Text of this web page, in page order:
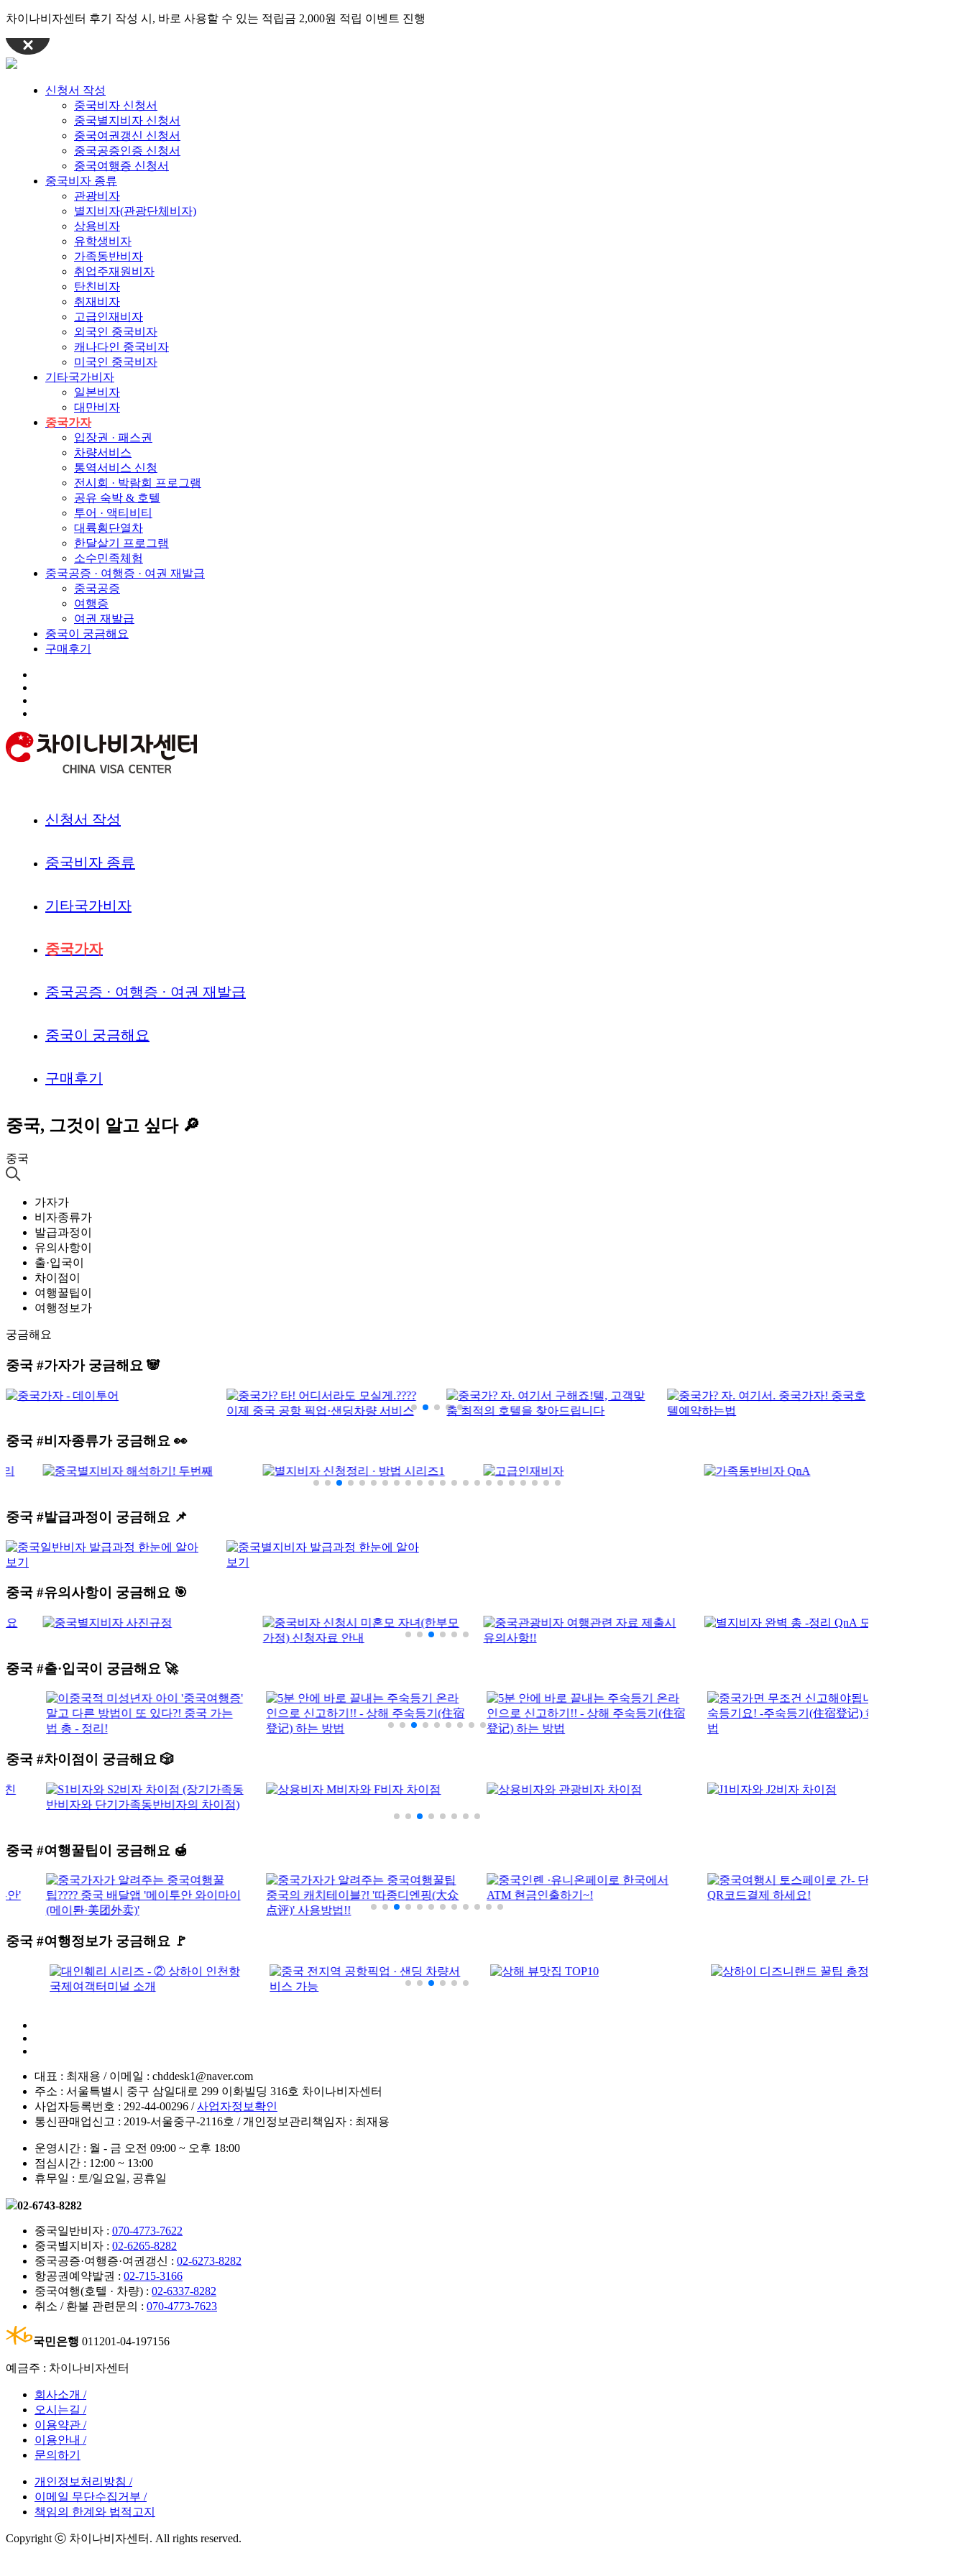
차이나비자센터 후기 작성 시, 바로 사용할 수 있는 적립금 2,000원 적립 이벤트 진행
신청서 작성
중국비자 신청서
중국별지비자 신청서
중국여권갱신 신청서
중국공증인증 신청서
중국여행증 신청서
중국비자 종류
관광비자
별지비자(관광단체비자)
상용비자
유학생비자
가족동반비자
취업주재원비자
탄친비자
취재비자
고급인재비자
외국인 중국비자
캐나다인 중국비자
미국인 중국비자
기타국가비자
일본비자
대만비자
중국가자
입장권 · 패스권
차량서비스
통역서비스 신청
전시회 · 박람회 프로그램
공유 숙박 & 호텔
투어 · 액티비티
대륙횡단열차
한달살기 프로그램
소수민족체험
중국공증 · 여행증 · 여권 재발급
중국공증
여행증
여권 재발급
중국이 궁금해요
구매후기
신청서 작성
중국비자 종류
기타국가비자
중국가자
중국공증 · 여행증 · 여권 재발급
중국이 궁금해요
구매후기
중국, 그것이 알고 싶다 🔎
중국
가자가
비자종류가
발급과정이
유의사항이
출·입국이
차이점이
여행꿀팁이
여행정보가
궁금해요
중국 #가자가 궁금해요 🐼
중국 #비자종류가 궁금해요 👀
중국 #발급과정이 궁금해요 📌
중국 #유의사항이 궁금해요 🎯
중국 #출·입국이 궁금해요 🚀
중국 #차이점이 궁금해요 🎲
중국 #여행꿀팁이 궁금해요 🍯
중국 #여행정보가 궁금해요 🚩
대표 : 최재용 / 이메일 : chddesk1@naver.com
주소 : 서울특별시 중구 삼일대로 299 이화빌딩 316호 차이나비자센터
사업자등록번호 : 292-44-00296 /사업자정보확인
통신판매업신고 : 2019-서울중구-2116호 / 개인정보관리책임자 : 최재용
운영시간 : 월 - 금 오전 09:00 ~ 오후 18:00
점심시간 : 12:00 ~ 13:00
휴무일 : 토/일요일, 공휴일
02-6743-8282
중국일반비자 : 070-4773-7622
중국별지비자 : 02-6265-8282
중국공증·여행증·여권갱신 : 02-6273-8282
항공권예약발권 : 02-715-3166
중국여행(호텔 · 차량) : 02-6337-8282
취소 / 환불 관련문의 : 070-4773-7623
국민은행 011201-04-197156
예금주 : 차이나비자센터
회사소개 /
오시는길 /
이용약관 /
이용안내 /
문의하기
개인정보처리방침 /
이메일 무단수집거부 /
책임의 한계와 법적고지
Copyright ⓒ 차이나비자센터. All rights reserved.